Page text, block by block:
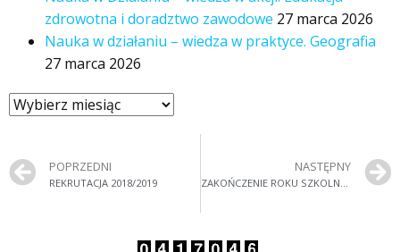
zdrowotna i doradztwo zawodowe 27 marca 2026
Nauka w działaniu – wiedza w praktyce. Geografia
27 marca 2026
POPRZEDNI
REKRUTACJA 2018/2019
NASTĘPNY